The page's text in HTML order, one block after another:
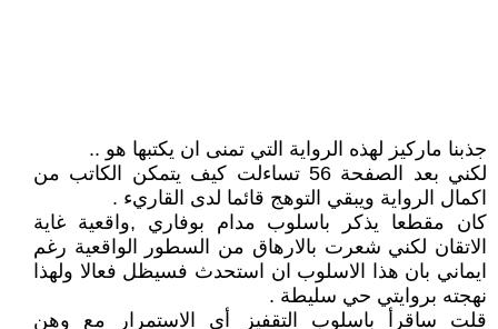
جذبنا ماركيز لهذه الرواية التي تمنى ان يكتبها هو ..
لكني بعد الصفحة 56 تساءلت كيف يتمكن الكاتب من
اكمال الرواية ويبقي التوهج قائما لدى القاريء .
كان مقطعا يذكر باسلوب مدام بوفاري ,واقعية غاية
الاتقان لكني شعرت بالارهاق من السطور الواقعية رغم
ايماني بان هذا الاسلوب ان استحدث فسيظل فعالا ولهذا
نهجته بروايتي حي سليطة .
قلت ساقرأ باسلوب التقفيز أي الاستمرار مع وهن